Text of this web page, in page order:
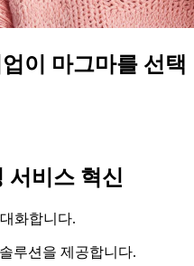
이 마그마를 선택
서비스 혁신
화합니다.
루션을 제공합니다.